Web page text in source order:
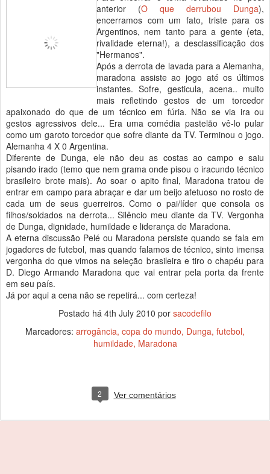
anterior (O que derrubou Dunga),
encerramos com um fato, triste para os
Argentinos, nem tanto para a gente (eta,
rivalidade eterna!), a desclassificação dos
"Hermanos".
Após a derrota de lavada para a Alemanha,
maradona assiste ao jogo até os últimos
instantes. Sofre, gesticula, acena.. muito
mais refletindo gestos de um torcedor
apaixonado do que de um técnico em fúria. Não se via ira ou
gestos agressivos dele... Era uma comédia pastelão vê-lo pular
como um garoto torcedor que sofre diante da TV. Terminou o jogo.
Alemanha 4 X 0 Argentina.
Diferente de Dunga, ele não deu as costas ao campo e saiu
pisando irado (temo que nem grama onde pisou o iracundo técnico
brasileiro brote mais). Ao soar o apito final, Maradona tratou de
entrar em campo para abraçar e dar um beijo afetuoso no rosto de
cada um de seus guerreiros. Como o pai/líder que consola os
filhos/soldados na derrota... Silêncio meu diante da TV. Vergonha
de Dunga, dignidade, humildade e liderança de Maradona.
A eterna discussão Pelé ou Maradona persiste quando se fala em
jogadores de futebol, mas quando falamos de técnico, sinto imensa
vergonha do que vimos na seleção brasileira e tiro o chapéu para
D. Diego Armando Maradona que vai entrar pela porta da frente
em seu país.
Já por aqui a cena não se repetirá... com certeza!
Postado há 4th July 2010 por sacodefilo
Marcadores: arrogância copa do mundo Dunga futebol
humildade Maradona
2 Ver comentários